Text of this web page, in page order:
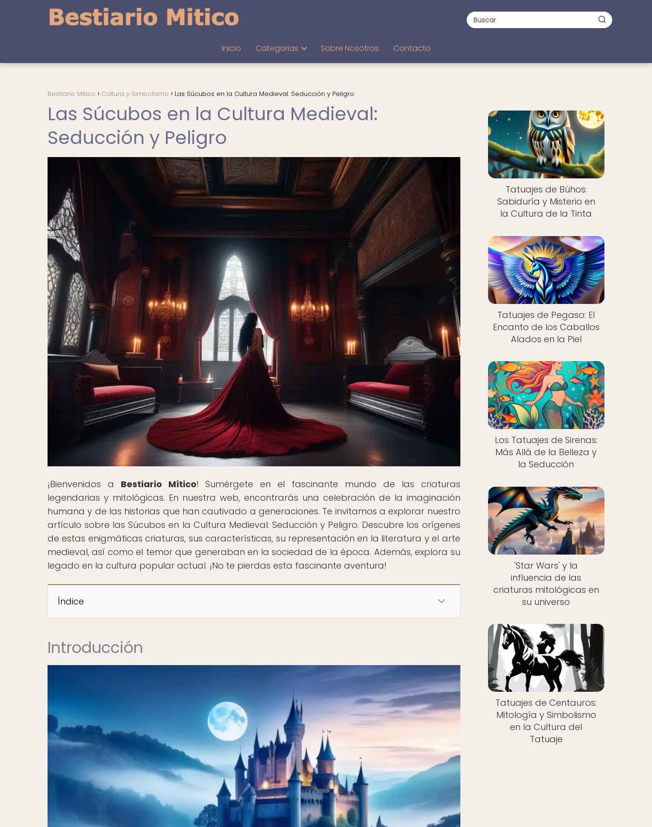
Inicio Categorias Sobre Nosotros Contacto
Bestiario Mitico Cultura y Simbolismo Las Súcubos en la Cultura Medieval: Seducción y Peligro
Las Súcubos en la Cultura Medieval:
Seducción y Peligro
¡Bienvenidos a Bestiario Mítico! Sumérgete en el fascinante mundo de las criaturas
legendarias y mitológicas. En nuestra web, encontrarás una celebración de la imaginación
humana y de las historias que han cautivado a generaciones. Te invitamos a explorar nuestro
artículo sobre las Súcubos en la Cultura Medieval: Seducción y Peligro. Descubre los orígenes
de estas enigmáticas criaturas, sus características, su representación en la literatura y el arte
medieval, así como el temor que generaban en la sociedad de la época. Además, explora su
legado en la cultura popular actual. ¡No te pierdas esta fascinante aventura!
Índice
Introducción
Tatuajes de Búhos:
Sabiduría y Misterio en
la Cultura de la Tinta
Tatuajes de Pegaso: El
Encanto de los Caballos
Alados en la Piel
Los Tatuajes de Sirenas:
Más Allá de la Belleza y
la Seducción
'Star Wars' y la
influencia de las
criaturas mitológicas en
su universo
Tatuajes de Centauros:
Mitología y Simbolismo
en la Cultura del
Tatuaje